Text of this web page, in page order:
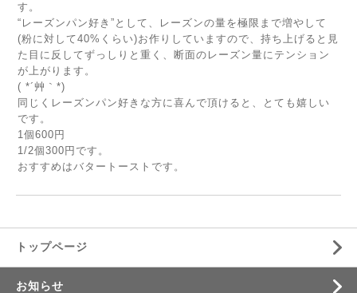
す。
“レーズンパン好き”として、レーズンの量を極限まで増やして
(粉に対して40%くらい)お作りしていますので、持ち上げると見
た目に反してずっしりと重く、断面のレーズン量にテンション
が上がります。
( *´艸｀*)
同じくレーズンパン好きな方に喜んで頂けると、とても嬉しい
です。
1個600円
1/2個300円です。
おすすめはバタートーストです。
トップページ
お知らせ